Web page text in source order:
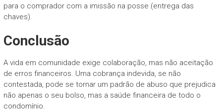
para o comprador com a imissão na posse (entrega das
chaves).
Conclusão
A vida em comunidade exige colaboração, mas não aceitação
de erros financeiros. Uma cobrança indevida, se não
contestada, pode se tornar um padrão de abuso que prejudica
não apenas o seu bolso, mas a saúde financeira de todo o
condomínio.